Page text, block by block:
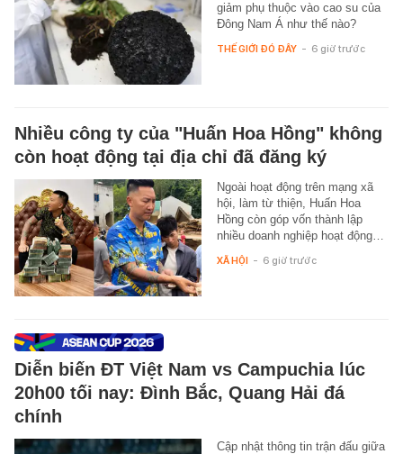
giảm phụ thuộc vào cao su của
Đông Nam Á như thế nào?
THẾ GIỚI ĐÓ ĐÂY - 6 giờ trước
Nhiều công ty của "Huấn Hoa Hồng" không
còn hoạt động tại địa chỉ đã đăng ký
Ngoài hoạt động trên mạng xã
hội, làm từ thiện, Huấn Hoa
Hồng còn góp vốn thành lập
nhiều doanh nghiệp hoạt động…
XÃ HỘI - 6 giờ trước
Diễn biến ĐT Việt Nam vs Campuchia lúc
20h00 tối nay: Đình Bắc, Quang Hải đá
chính
Cập nhật thông tin trận đấu giữa